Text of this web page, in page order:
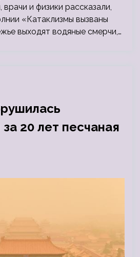
и физики рассказали,
«Катаклизмы вызваны
выходят водяные смерчи,…
20 лет песчаная